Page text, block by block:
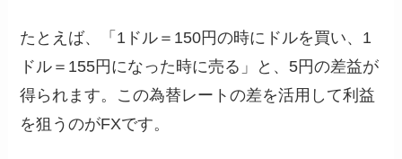
たとえば、「1ドル＝150円の時にドルを買い、1
ドル＝155円になった時に売る」と、5円の差益が
得られます。この為替レートの差を活用して利益
を狙うのがFXです。